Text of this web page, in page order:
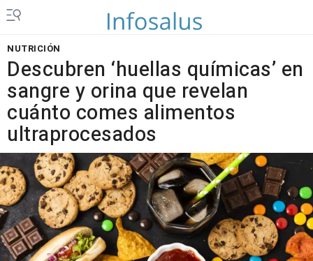
NUTRICIÓN
Descubren ‘huellas químicas’ en
sangre y orina que revelan
cuánto comes alimentos
ultraprocesados